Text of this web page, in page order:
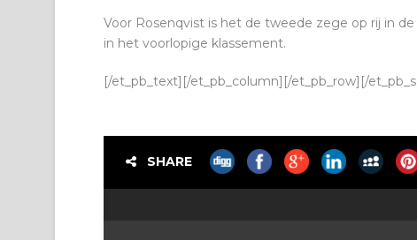
Voor Rosenqvist is het de tweede zege op rij in
in het voorlopige klassement.
[/et_pb_text][/et_pb_column][/et_pb_row][/
SHARE